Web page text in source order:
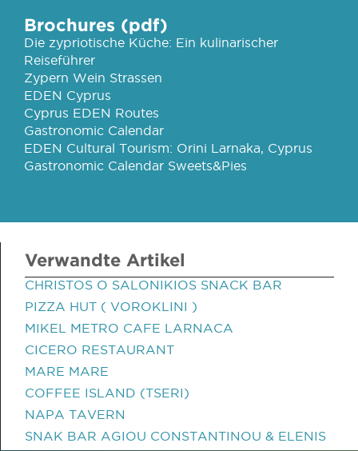
Brochures (pdf)
Die zypriotische Küche: Ein kulinarischer
Reiseführer
Zypern Wein Strassen
EDEN Cyprus
Cyprus EDEN Routes
Gastronomic Calendar
EDEN Cultural Tourism: Orini Larnaka, Cyprus
Gastronomic Calendar Sweets&Pies
Verwandte Artikel
CHRISTOS O SALONIKIOS SNACK BAR
PIZZA HUT ( VOROKLINI )
MIKEL METRO CAFE LARNACA
CICERO RESTAURANT
MARE MARE
COFFEE ISLAND (TSERI)
NAPA TAVERN
SNAK BAR AGIOU CONSTANTINOU & ELENIS